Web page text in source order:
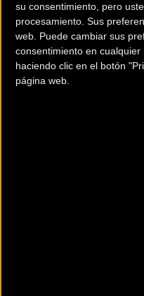
su consentimiento, pero
procesamiento. Sus
web. Puede cambiar sus
consentimiento en
haciendo clic en el botón
página web.
1.799 €